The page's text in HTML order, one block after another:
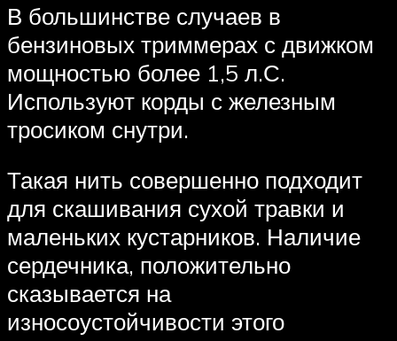
В большинстве случаев в
бензиновых триммерах с движком
мощностью более 1,5 л.С.
Используют корды с железным
тросиком снутри.
Такая нить совершенно подходит
для скашивания сухой травки и
маленьких кустарников. Наличие
сердечника, положительно
сказывается на
износоустойчивости этого